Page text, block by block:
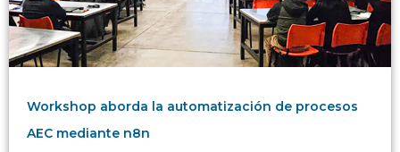
Workshop aborda la automatización de procesos
AEC mediante n8n